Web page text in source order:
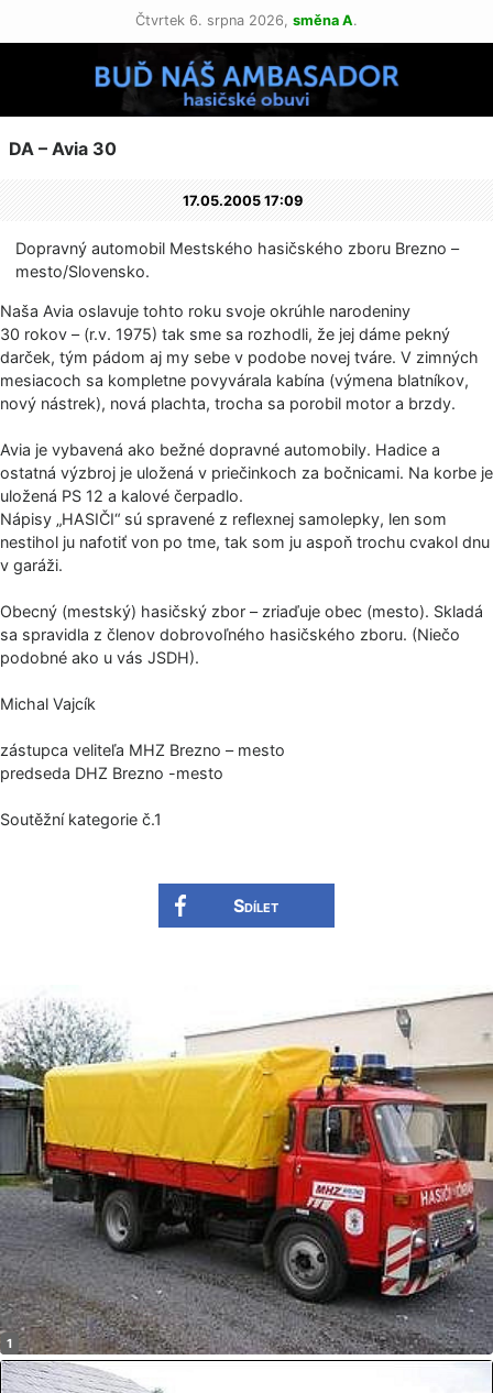
Čtvrtek 6. srpna 2026, směna A.
DA – Avia 30
17.05.2005 17:09
Dopravný automobil Mestského hasičského zboru Brezno –
mesto/Slovensko.
Naša Avia oslavuje tohto roku svoje okrúhle narodeniny
30 rokov – (r.v. 1975) tak sme sa rozhodli, že jej dáme pekný
darček, tým pádom aj my sebe v podobe novej tváre. V zimných
mesiacoch sa kompletne povyvárala kabína (výmena blatníkov,
nový nástrek), nová plachta, trocha sa porobil motor a brzdy.
Avia je vybavená ako bežné dopravné automobily. Hadice a
ostatná výzbroj je uložená v priečinkoch za bočnicami. Na korbe je
uložená PS 12 a kalové čerpadlo.
Nápisy „HASIČI“ sú spravené z reflexnej samolepky, len som
nestihol ju nafotiť von po tme, tak som ju aspoň trochu cvakol dnu
v garáži.
Obecný (mestský) hasičský zbor – zriaďuje obec (mesto). Skladá
sa spravidla z členov dobrovoľného hasičského zboru. (Niečo
podobné ako u vás JSDH).
Michal Vajcík
zástupca veliteľa MHZ Brezno – mesto
predseda DHZ Brezno -mesto
Soutěžní kategorie č.1
Sdílet